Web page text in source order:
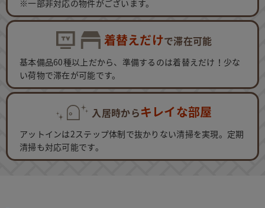
※一部非対応の物件がございます。
着替えだけで滞在可能
基本備品60種以上だから、準備するのは着替えだけ！少な
い荷物で滞在が可能です。
入居時からキレイな部屋
アットインは2ステップ体制で抜かりない清掃を実現。定期
清掃も対応可能です。